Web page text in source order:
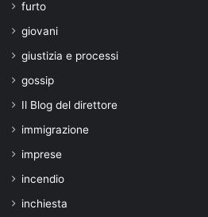
furto
giovani
giustizia e processi
gossip
Il Blog del direttore
immigrazione
imprese
incendio
inchiesta